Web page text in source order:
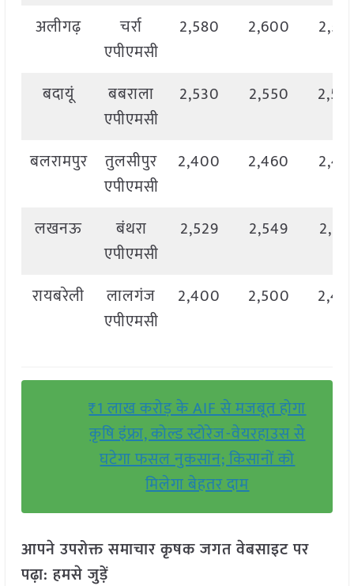
अलीगढ़
चर्रा
एपीएमसी
2,580 2,600
बदायूं
बबराला
एपीएमसी
2,530 2,550
बलरामपुर
तुलसीपुर
एपीएमसी
2,400 2,460
लखनऊ
बंथरा
एपीएमसी
2,529 2,549
रायबरेली
लालगंज
एपीएमसी
2,400 2,500
₹1 लाख करोड़ के AIF से मजबूत होगा
कृषि इंफ्रा, कोल्ड स्टोरेज-वेयरहाउस से
घटेगा फसल नुकसान; किसानों को
मिलेगा बेहतर दाम
आपने उपरोक्त समाचार कृषक जगत वेबसाइट पर
पढ़ा: हमसे जुड़ें